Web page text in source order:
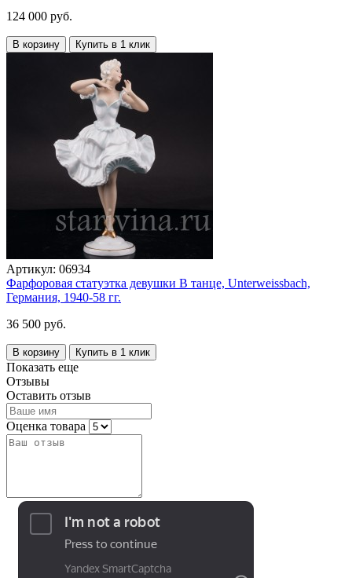
124 000 руб.
В корзину Купить в 1 клик
Артикул: 06934
Фарфоровая статуэтка девушки В танце, Unterweissbach,
Германия, 1940-58 гг.
36 500 руб.
В корзину Купить в 1 клик
Показать еще
Отзывы
Оставить отзыв
Оценка товара